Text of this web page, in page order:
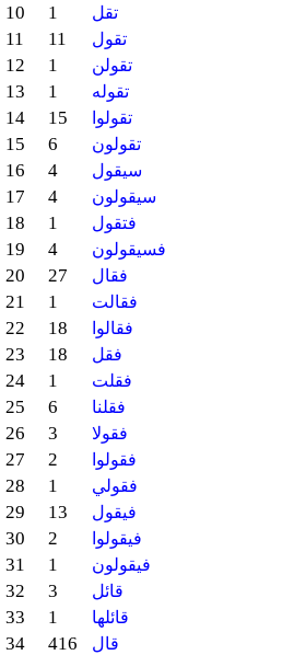
10 1 تقل
11 11 تقول
12 1 تقولن
13 1 تقوله
14 15 تقولوا
15 6 تقولون
16 4 سيقول
17 4 سيقولون
18 1 فتقول
19 4 فسيقولون
20 27 فقال
21 1 فقالت
22 18 فقالوا
23 18 فقل
24 1 فقلت
25 6 فقلنا
26 3 فقولا
27 2 فقولوا
28 1 فقولي
29 13 فيقول
30 2 فيقولوا
31 1 فيقولون
32 3 قائل
33 1 قائلها
34 416 قال